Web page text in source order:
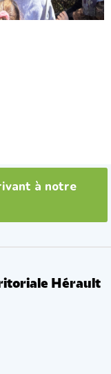
à notre
Hérault